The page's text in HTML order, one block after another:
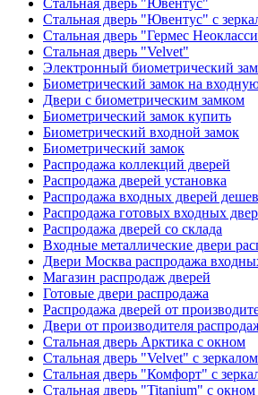
Стальная дверь "Ювентус"
Стальная дверь "Ювентус" с
Стальная дверь "Гермес
Стальная дверь "Velvet"
Электронный биометрический
Биометрический замок на
Двери с биометрическим замком
Биометрический замок купить
Биометрический входной замок
Биометрический замок
Распродажа коллекций дверей
Распродажа дверей установка
Распродажа входных дверей
Распродажа готовых входных
Распродажа дверей со склада
Входные металлические двери
Двери Москва распродажа
Магазин распродаж дверей
Готовые двери распродажа
Распродажа дверей от
Двери от производителя
Стальная дверь Арктика с окном
Стальная дверь "Velvet" с зеркалом
Стальная дверь "Комфорт" с
Стальная дверь "Titanium" с